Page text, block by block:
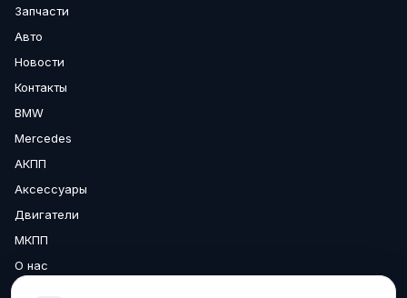
Запчасти
Авто
Новости
Контакты
BMW
Mercedes
АКПП
Аксессуары
Двигатели
МКПП
О нас